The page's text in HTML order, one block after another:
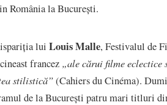
România la București.
lui Louis Malle, Festivalul de
francez „ale cărui filme
stilistică”(Cahiers du Cinéma).
de la București patru mari titluri